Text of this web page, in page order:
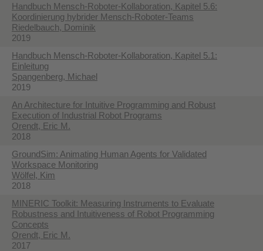
Handbuch Mensch-Roboter-Kollaboration, Kapitel 5.6:
Koordinierung hybrider Mensch-Roboter-Teams
Riedelbauch, Dominik
2019
Handbuch Mensch-Roboter-Kollaboration, Kapitel 5.1:
Einleitung
Spangenberg, Michael
2019
An Architecture for Intuitive Programming and Robust
Execution of Industrial Robot Programs
Orendt, Eric M.
2018
GroundSim: Animating Human Agents for Validated
Workspace Monitoring
Wölfel, Kim
2018
MINERIC Toolkit: Measuring Instruments to Evaluate
Robustness and Intuitiveness of Robot Programming
Concepts
Orendt, Eric M.
2017